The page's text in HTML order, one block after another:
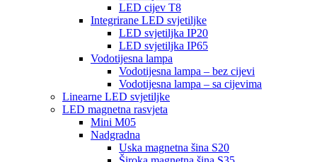
LED cijev T8
Integrirane LED svjetiljke
LED svjetiljka IP20
LED svjetiljka IP65
Vodotijesna lampa
Vodotijesna lampa – bez cijevi
Vodotijesna lampa – sa cijevima
Linearne LED svjetiljke
LED magnetna rasvjeta
Mini M05
Nadgradna
Uska magnetna šina S20